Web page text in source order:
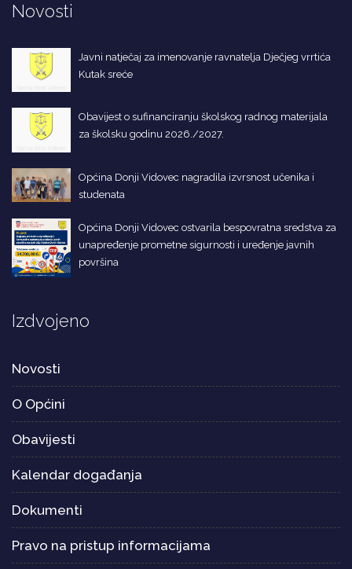
Novosti
Javni natječaj za imenovanje ravnatelja Dječjeg vrrtića
Kutak sreće
Obavijest o sufinanciranju školskog radnog materijala
za školsku godinu 2026./2027.
Općina Donji Vidovec nagradila izvrsnost učenika i
studenata
Općina Donji Vidovec ostvarila bespovratna sredstva za
unapređenje prometne sigurnosti i uređenje javnih
površina
Izdvojeno
Novosti
O Općini
Obavijesti
Kalendar događanja
Dokumenti
Pravo na pristup informacijama